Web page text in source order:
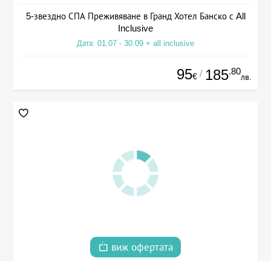
5-звездно СПА Преживяване в Гранд Хотел Банско с All
Inclusive
Дата: 01.07 - 30.09 + all inclusive
95€ / 185.80
лв.
виж офертата